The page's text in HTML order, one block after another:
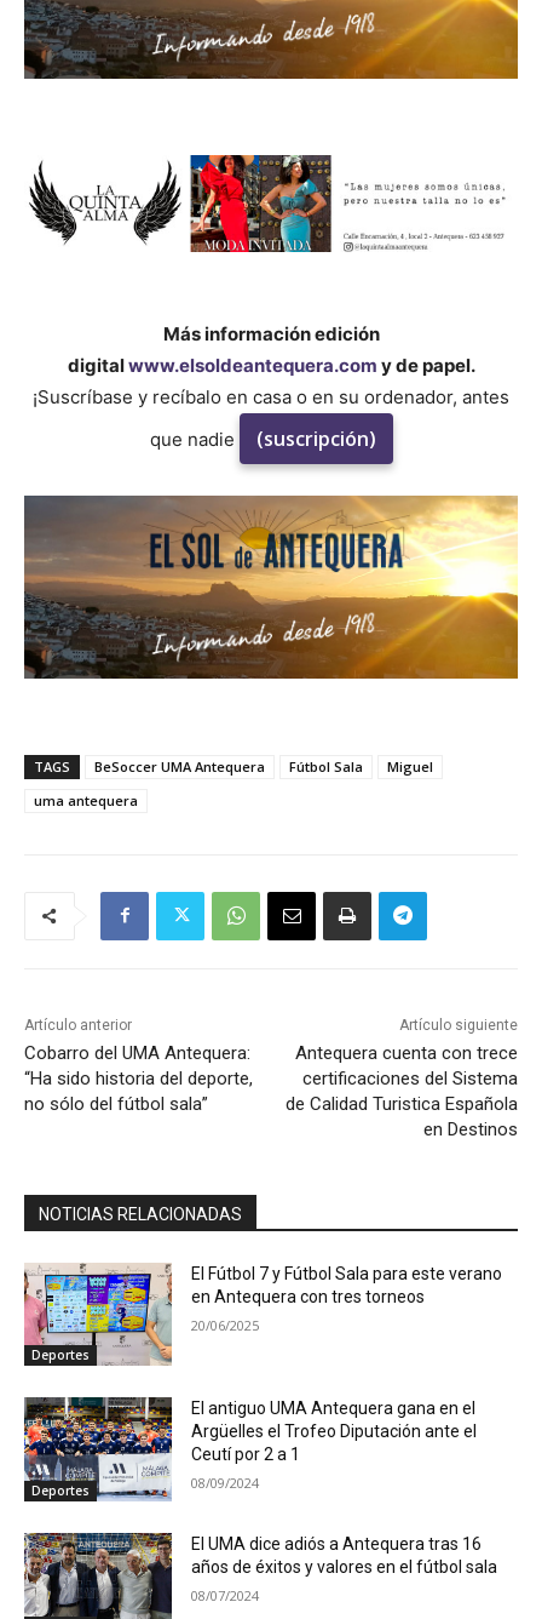
Más información edición
digitalwww.elsoldeantequera.com y de papel.
¡Suscríbase y recíbalo en casa o en su ordenador, antes
que nadie
(suscripción)
TAGS BeSoccer UMA Antequera Fútbol Sala
Miguel
uma antequera
Artículo anterior
Cobarro del UMA Antequera:
“Ha sido historia del deporte,
no sólo del fútbol sala”
Artículo siguiente
Antequera cuenta con trece
certificaciones del Sistema
de Calidad Turistica Española
en Destinos
NOTICIAS RELACIONADAS
Deportes
El Fútbol 7 y Fútbol Sala para este verano
en Antequera con tres torneos
20/06/2025
Deportes
El antiguo UMA Antequera gana en el
Argüelles el Trofeo Diputación ante el
Ceutí por 2 a 1
08/09/2024
El UMA dice adiós a Antequera tras 16
años de éxitos y valores en el fútbol sala
08/07/2024